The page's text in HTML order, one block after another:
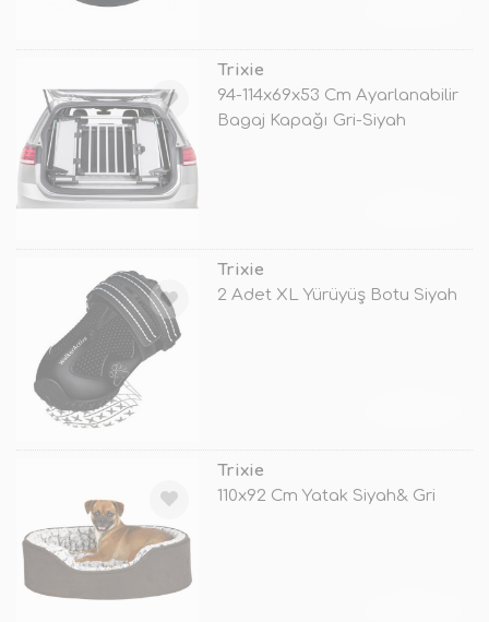
Trixie
94-114x69x53 Cm Ayarlanabilir
Bagaj Kapağı Gri-Siyah
Trixie
2 Adet XL Yürüyüş Botu Siyah
Trixie
110x92 Cm Yatak Siyah& Gri